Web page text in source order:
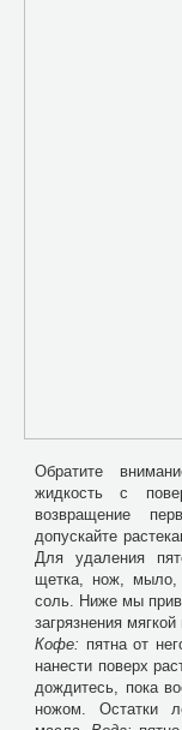
Обратите
жидкость с
возвращение
допускайте
Для удаления
щетка, нож, мыло,
соль. Ниже мы
загрязнения
Кофе: пятна от
нанести поверх
дождитесь, пока
ножом. Остатки